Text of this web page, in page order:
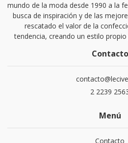
mundo de la moda desde 1990 a la
busca de inspiración y de las
rescatado el valor de la
tendencia, creando un estilo
Contacto
2 2239
Menú
Contacto